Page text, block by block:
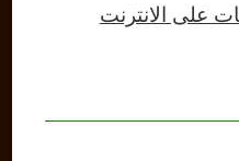
على الانترنت